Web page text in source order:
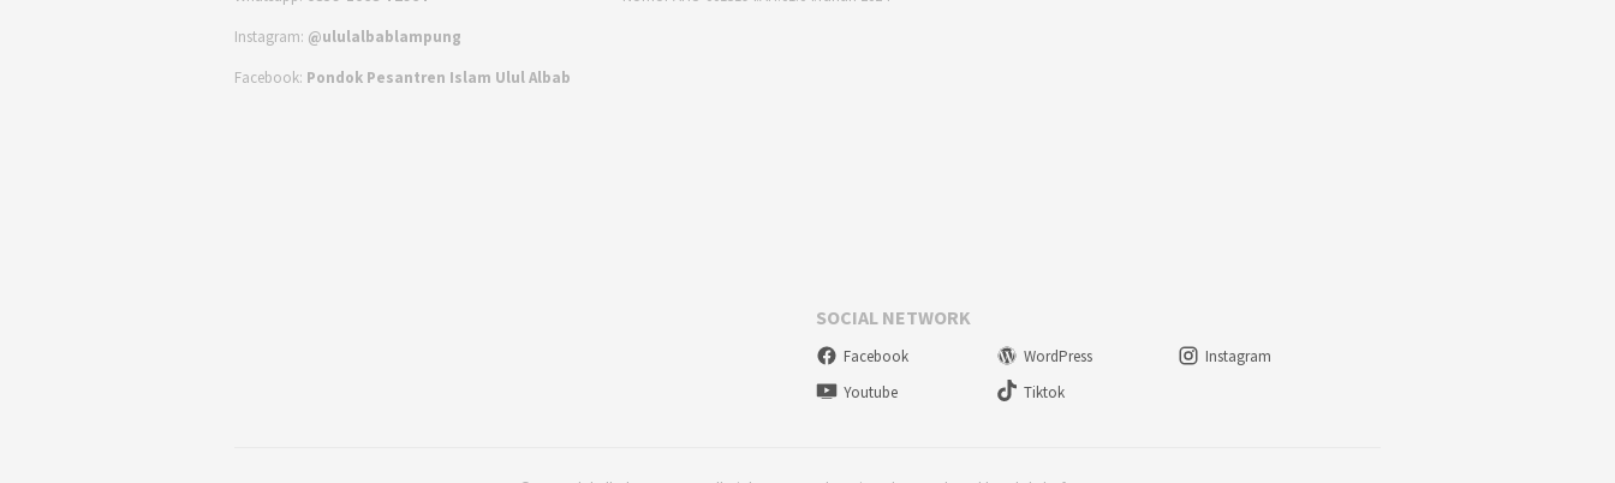
Instagram: @ululalbablampung
Facebook: Pondok Pesantren Islam Ulul Albab
SOCIAL NETWORK
Facebook WordPress
Instagram
Youtube
Tiktok